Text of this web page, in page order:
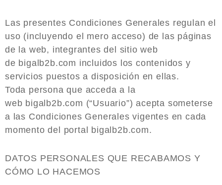
Las presentes Condiciones Generales regulan el
uso (incluyendo el mero acceso) de las páginas
de la web, integrantes del sitio web
de bigalb2b.com incluidos los contenidos y
servicios puestos a disposición en ellas.
Toda persona que acceda a la
web bigalb2b.com (“Usuario”) acepta someterse
a las Condiciones Generales vigentes en cada
momento del portal bigalb2b.com.
DATOS PERSONALES QUE RECABAMOS Y
CÓMO LO HACEMOS